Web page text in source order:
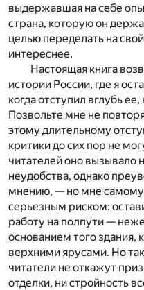
выдержавшая на себе
страна, которую он
целью переделать на
интереснее.
Настоящая книга
истории России, где я
когда отступил вглубь
Позвольте мне не
этому длительному
критики до сих пор не
читателей оно вызывало
неудобства, однако
мнению, — но мне самому
серьезным риском:
работу на полпути —
основанием того здания,
верхними ярусами. Но
читатели не откажут
отделки, ни стройность